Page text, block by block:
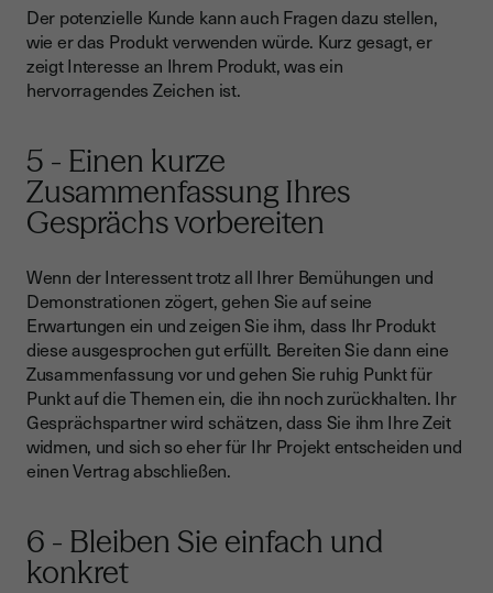
Der potenzielle Kunde kann auch Fragen dazu stellen,
wie er das Produkt verwenden würde. Kurz gesagt, er
zeigt Interesse an Ihrem Produkt, was ein
hervorragendes Zeichen ist.
5 - Einen kurze
Zusammenfassung Ihres
Gesprächs vorbereiten
Wenn der Interessent trotz all Ihrer Bemühungen und
Demonstrationen zögert, gehen Sie auf seine
Erwartungen ein und zeigen Sie ihm, dass Ihr Produkt
diese ausgesprochen gut erfüllt. Bereiten Sie dann eine
Zusammenfassung vor und gehen Sie ruhig Punkt für
Punkt auf die Themen ein, die ihn noch zurückhalten. Ihr
Gesprächspartner wird schätzen, dass Sie ihm Ihre Zeit
widmen, und sich so eher für Ihr Projekt entscheiden und
einen Vertrag abschließen.
6 - Bleiben Sie einfach und
konkret